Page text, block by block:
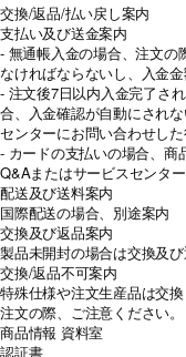
交換/返品/払い戻し案内
支払い及び送金案内
- 無通帳入金の場合、注文の
なければならないし、入金
- 注文後7日以内入金完了さ
合、入金確認が自動にされ
センターにお問い合わせし
- カードの支払いの場合、商
Q&Aまたはサービスセンタ
配送及び送料案内
国際配送の場合、別途案内
交換及び返品案内
製品未開封の場合は交換及び
交換/返品不可案内
特殊仕様や注文生産品は交
注文の際、ご注意ください。
商品情報 資料室
認証書